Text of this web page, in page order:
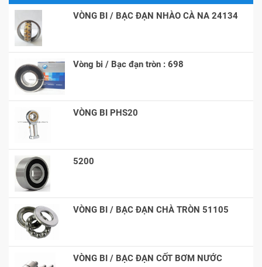
VÒNG BI / BẠC ĐẠN NHÀO CÀ NA 24134
Vòng bi / Bạc đạn tròn : 698
VÒNG BI PHS20
5200
VÒNG BI / BẠC ĐẠN CHÀ TRÒN 51105
VÒNG BI / BẠC ĐẠN CỐT BƠM NƯỚC